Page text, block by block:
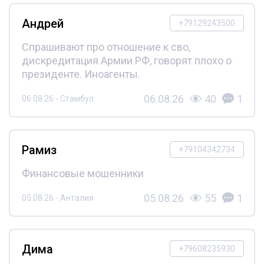
+79129243500
Андрей
Спрашивают про отношение к сво,
дискредитация Армии РФ, говорят плохо о
президенте. Иноагенты.
06.08.26 - Стамбул 06.08.26 40 1
+79104342734
Рамиз
Финансовые мошенники
05.08.26 - Анталия 05.08.26 55 1
+79608235930
Дима